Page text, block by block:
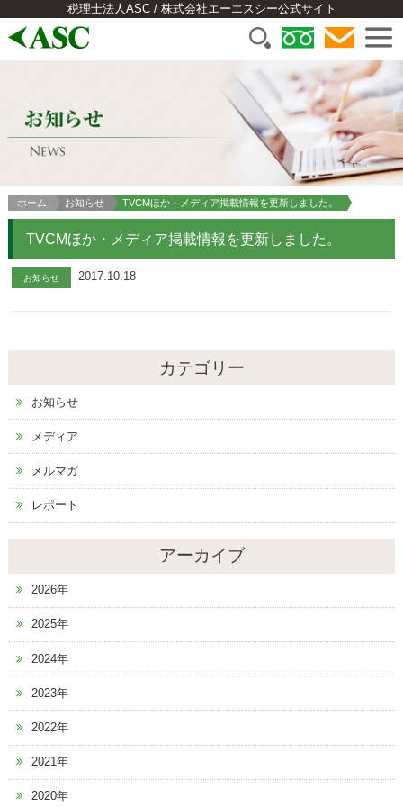
税理士法人ASC / 株式会社エーエスシー公式サイト
ホーム お知らせ TVCMほか・メディア掲載情報を更新しました。
TVCMほか・メディア掲載情報を更新しました。
お知らせ 2017.10.18
カテゴリー
お知らせ
メディア
メルマガ
レポート
アーカイブ
2026年
2025年
2024年
2023年
2022年
2021年
2020年